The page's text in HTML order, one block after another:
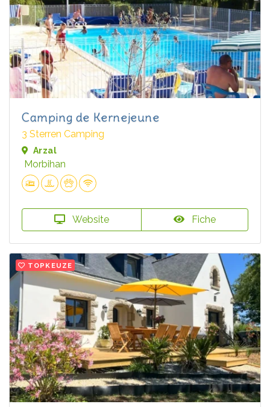
Camping de Kernejeune
3 Sterren Camping
Arzal
Morbihan
Website Fiche
TOPKEUZE